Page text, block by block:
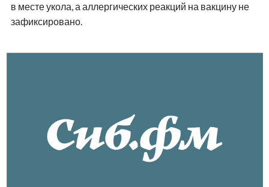
в месте укола, а аллергических реакций на вакцину не
зафиксировано.